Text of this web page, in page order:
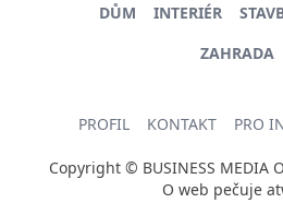
DŮM INTERIÉR
ZAHRADA
PROFIL KONTAKT PRO
Copyright © BUSINESS MEDIA